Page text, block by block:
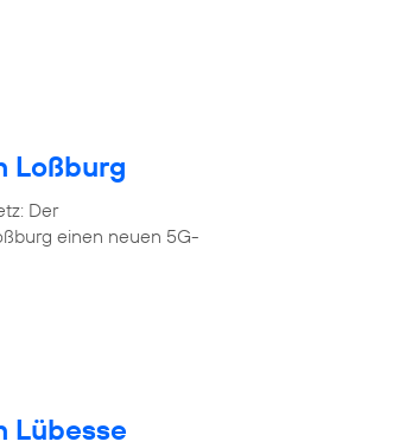
Loßburg
Der
einen neuen 5G-
Lübesse